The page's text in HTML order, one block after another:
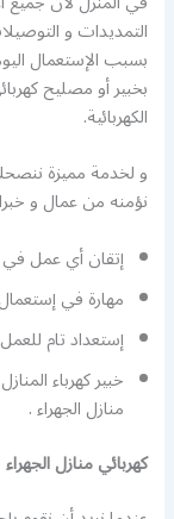
التمديدات و
بسبب الإستعمال
بخبير أو مصليح
الكهربائية.
و لخدمة مميزة
نؤمنه من عمال و
إتقان أي عمل في
مهارة في
إستعداد تام
خبير كهرباء
منازل الجهراء .
كهربائي منازل الجهراء